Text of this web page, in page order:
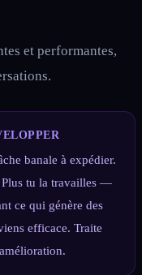
et performantes,
banale à expédier.
Plus tu la travailles —
ce qui génère des
efficace. Traite